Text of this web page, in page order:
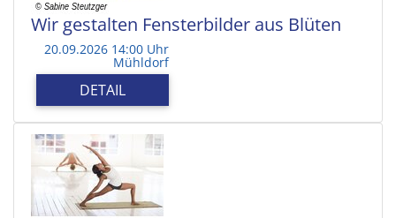
Wir gestalten Fensterbilder aus Blüten
20.09.2026 14:00 Uhr
Mühldorf
DETAIL